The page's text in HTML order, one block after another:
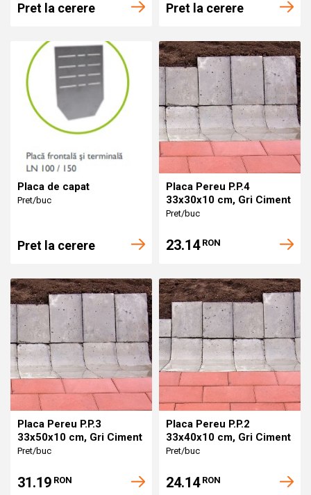
Pret la cerere Pret la cerere
Placa de capat
Pret/buc
Pret la cerere
Placa Pereu P.P.4
33x30x10 cm, Gri Ciment
Pret/buc
23.14 RON
Placa Pereu P.P.3
33x50x10 cm, Gri Ciment
Pret/buc
31.19 RON
Placa Pereu P.P.2
33x40x10 cm, Gri Ciment
Pret/buc
24.14 RON